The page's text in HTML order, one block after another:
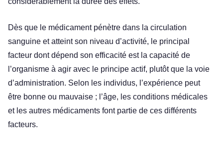
Dès que le médicament pénètre dans la circulation
sanguine et atteint son niveau d’activité, le principal
facteur dont dépend son efficacité est la capacité de
l’organisme à agir avec le principe actif, plutôt que la voie
d’administration. Selon les individus, l’expérience peut
être bonne ou mauvaise ; l’âge, les conditions médicales
et les autres médicaments font partie de ces différents
facteurs.